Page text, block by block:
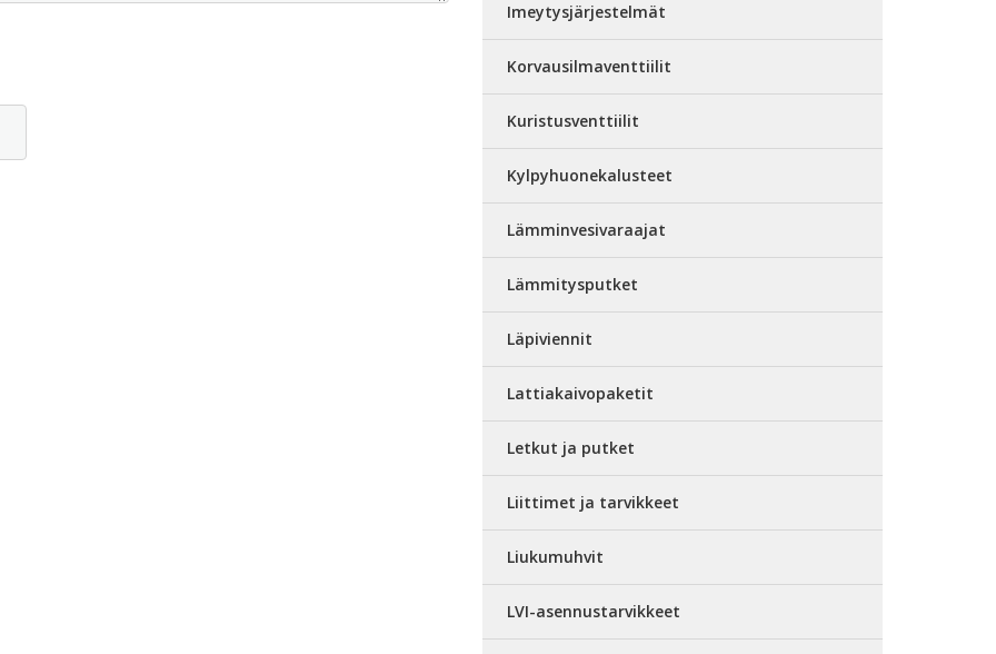
Imeytysjärjestelmät
Korvausilmaventtiilit
Kuristusventtiilit
Kylpyhuonekalusteet
Lämminvesivaraajat
Lämmitysputket
Läpiviennit
Lattiakaivopaketit
Letkut ja putket
Liittimet ja tarvikkeet
Liukumuhvit
LVI-asennustarvikkeet